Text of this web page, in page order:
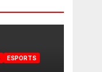
ESPORTS